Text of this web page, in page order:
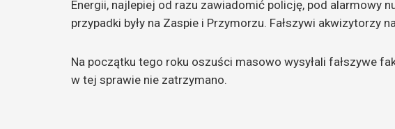
Energii, najlepiej od razu zawiadomić policję, pod alarmowy
przypadki były na Zaspie i Przymorzu. Fałszywi akwizytorzy
Na początku tego roku oszuści masowo wysyłali fałszywe
w tej sprawie nie zatrzymano.